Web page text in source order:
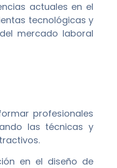
actuales en el
tecnológicas y
mercado laboral
profesionales
las técnicas y
en el diseño de